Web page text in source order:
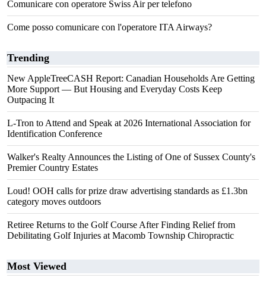
Comunicare con operatore Swiss Air per telefono
Come posso comunicare con l'operatore ITA Airways?
Trending
New AppleTreeCASH Report: Canadian Households Are Getting
More Support — But Housing and Everyday Costs Keep
Outpacing It
L-Tron to Attend and Speak at 2026 International Association for
Identification Conference
Walker's Realty Announces the Listing of One of Sussex County's
Premier Country Estates
Loud! OOH calls for prize draw advertising standards as £1.3bn
category moves outdoors
Retiree Returns to the Golf Course After Finding Relief from
Debilitating Golf Injuries at Macomb Township Chiropractic
Most Viewed